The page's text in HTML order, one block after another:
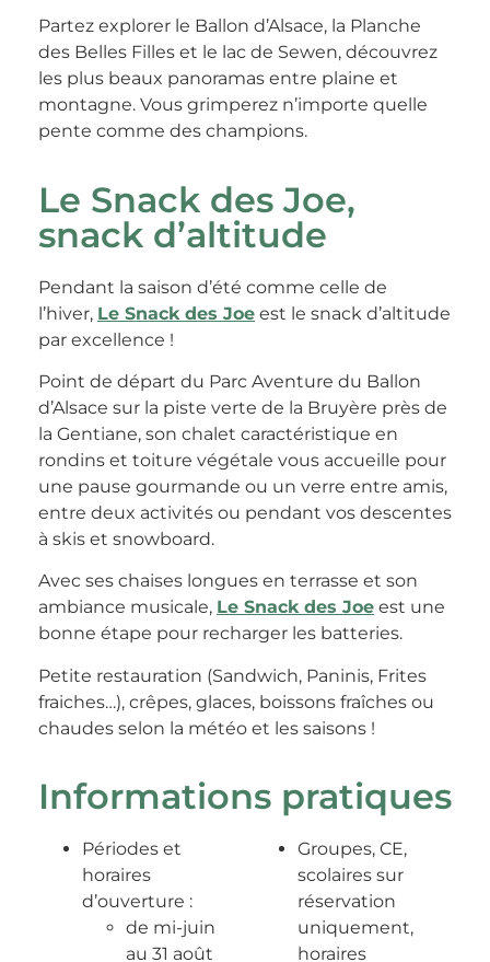
Partez explorer le Ballon d’Alsace, la Planche
des Belles Filles et le lac de Sewen, découvrez
les plus beaux panoramas entre plaine et
montagne. Vous grimperez n’importe quelle
pente comme des champions.
Le Snack des Joe,
snack d’altitude
Pendant la saison d’été comme celle de
l’hiver, Le Snack des Joe est le snack d’altitude
par excellence !
Point de départ du Parc Aventure du Ballon
d’Alsace sur la piste verte de la Bruyère près de
la Gentiane, son chalet caractéristique en
rondins et toiture végétale vous accueille pour
une pause gourmande ou un verre entre amis,
entre deux activités ou pendant vos descentes
à skis et snowboard.
Avec ses chaises longues en terrasse et son
ambiance musicale, Le Snack des Joe est une
bonne étape pour recharger les batteries.
Petite restauration (Sandwich, Paninis, Frites
fraiches…), crêpes, glaces, boissons fraîches ou
chaudes selon la météo et les saisons !
Informations pratiques
Périodes et
horaires
d’ouverture :
de mi-juin
au 31 août
Groupes, CE,
scolaires sur
réservation
uniquement,
horaires